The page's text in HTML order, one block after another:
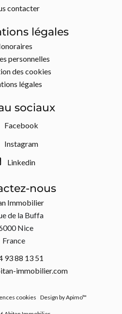
contacter
légales
personnelles
des cookies
légales
sociaux
Facebook
Instagram
Linkedin
nous
Immobilier
de la Buffa
Nice
France
93 88 13 51
immobilier.com
cookies Design byApimo™